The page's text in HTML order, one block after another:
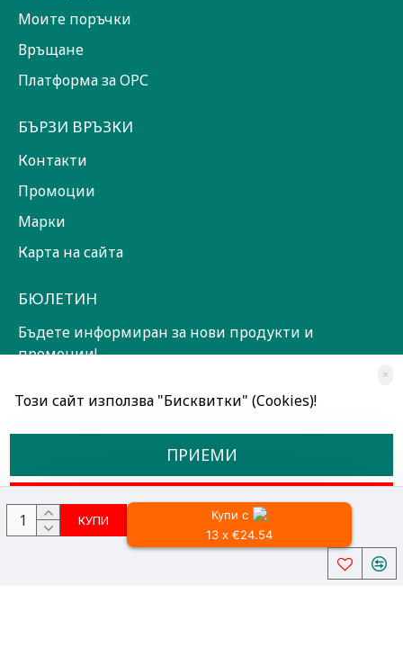
КУПИ
Купи с
13 x €24.54
Моите поръчки
Връщане
Платформа за ОРС
БЪРЗИ ВРЪЗКИ
Контакти
Промоции
Марки
Карта на сайта
БЮЛЕТИН
Бъдете информиран за нови продукти и
промоции!
Прочетох и съм съгласен сОбщи условия
Всички права запазени © 2024, Радославов Мюзик Център
×
Този сайт използва "Бисквитки" (Cookies)!
ПРИЕМИ
ОТКАЖИ